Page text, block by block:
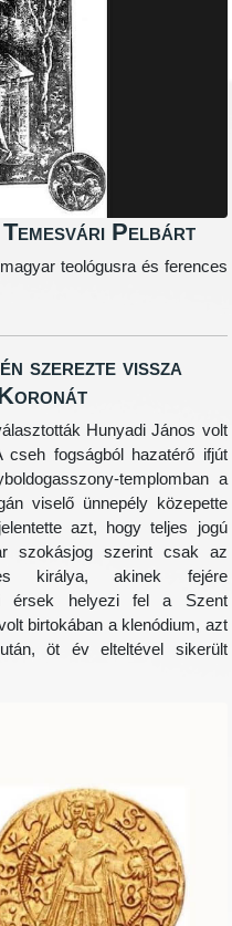
Pelbárt
teológusra és ferences
szerezte vissza
Hunyadi János volt
fogságból hazatérő ifjút
templomban a
viselő ünnepély közepette
azt, hogy teljes jogú
szokásjog szerint csak az
királya, akinek fejére
érsek helyezi fel a Szent
birtokában a klenódium, azt
öt év elteltével sikerült